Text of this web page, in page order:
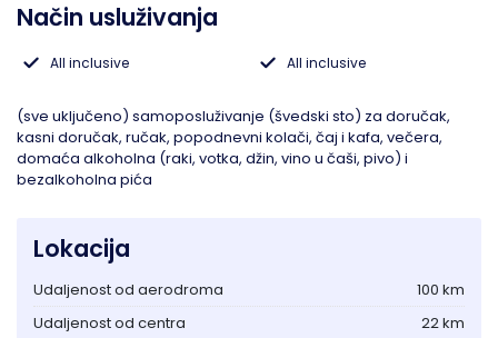
Način usluživanja
All inclusive All inclusive
(sve uključeno) samoposluživanje (švedski sto) za doručak,
kasni doručak, ručak, popodnevni kolači, čaj i kafa, večera,
domaća alkoholna (raki, votka, džin, vino u čaši, pivo) i
bezalkoholna pića
Lokacija
Udaljenost od aerodroma
100 km
Udaljenost od centra
22 km
Vrdnik